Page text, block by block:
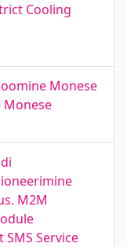
Cooling
Monese
Monese
M2M
Service